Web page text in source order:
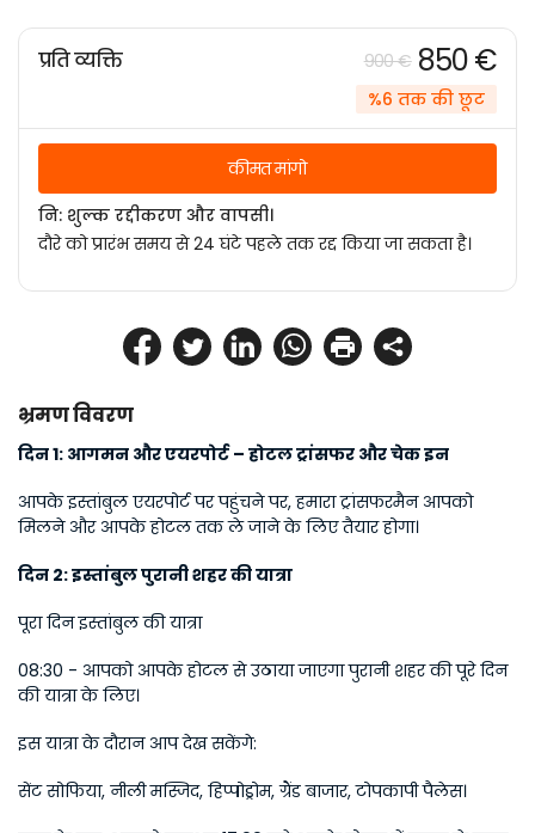
भ्रमण विवरण
दिन 1: आगमन और एयरपोर्ट – होटल ट्रांसफर और चेक इन
आपके इस्तांबुल एयरपोर्ट पर पहुंचने पर, हमारा ट्रांसफरमैन आपको
मिलने और आपके होटल तक ले जाने के लिए तैयार होगा।
दिन 2: इस्तांबुल पुरानी शहर की यात्रा
पूरा दिन इस्तांबुल की यात्रा
08:30 - आपको आपके होटल से उठाया जाएगा पुरानी शहर की पूरे दिन
की यात्रा के लिए।
इस यात्रा के दौरान आप देख सकेंगे:
सेंट सोफिया, नीली मस्जिद, हिप्पोड्रोम, ग्रैंड बाजार, टोपकापी पैलेस।
प्रति व्यक्ति 900 € 850 €
%6 तक की छूट
कीमत मांगो
नि: शुल्क रद्दीकरण और वापसी।
दौरे को प्रारंभ समय से 24 घंटे पहले तक रद्द किया जा सकता है।